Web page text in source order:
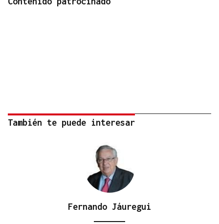
También te puede interesar
Fernando Jáuregui